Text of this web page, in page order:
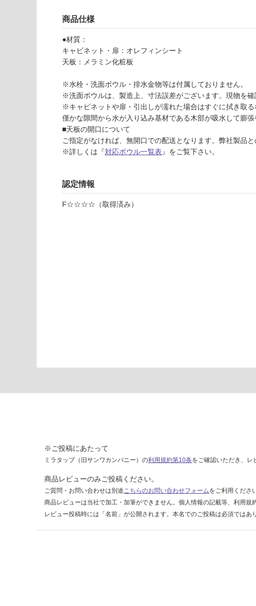
フ
ウ
¥6,
使用可
使用可
(寒冷地
以外)
使用不
可
欄
ご
く
だ
さ
い
対
応
し
な
商品仕様
●材質：
キャビネット・扉：オレフィンシート
天板：メラミン化粧板
※水栓・洗面ボウル・排水金物等は付属しておりません。
※洗面ボウルは、製造上、寸法誤差がございます。現物を確
※キャビネットや扉・引出しが濡れた場合はすぐに拭き取
僅かな隙間から水が入り込み基材である木部が吸水して膨張
■天板の開口について
ご指定がなければ、無開口での配送となります。弊社製品
※詳しくは『対応ボウル一覧表 』をご覧下さい。
認定情報
F☆☆☆☆（取得済み）
※ご投稿にあたって
ミラタップ（旧サンワカンパニー）の利用規約第10条をご確認いただき、レ
商品レビューのみご投稿ください。
ご質問・お問い合わせは別途こちらのお問い合わせフォームをご利用くださ
商品レビューは当社で加工・加筆ができません。個人情報の記載等、利用規
レビュー投稿時には「名前」が公開されます。本名でのご投稿は必須では